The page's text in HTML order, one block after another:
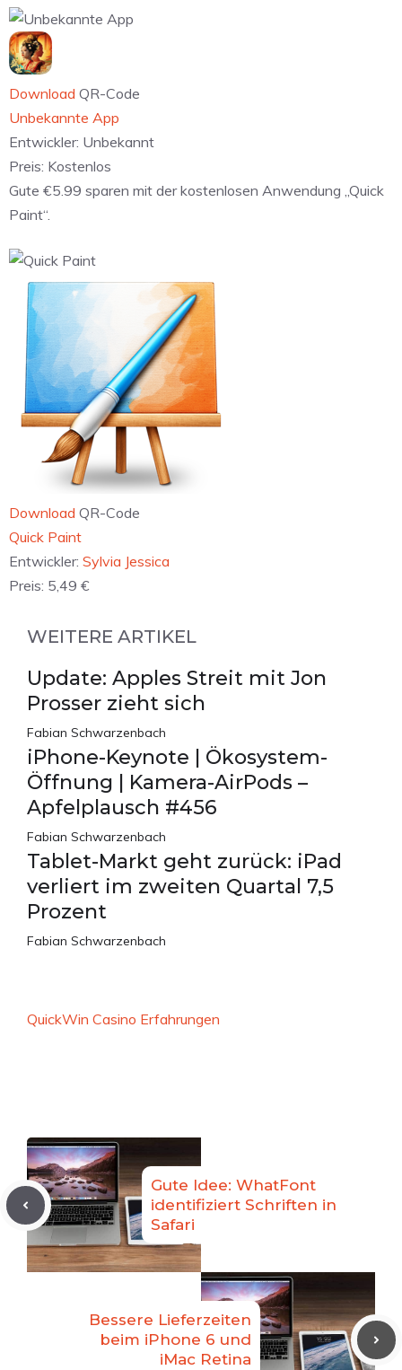
Download QR-Code
Unbekannte App
Entwickler: Unbekannt
Preis: Kostenlos
Gute €5.99 sparen mit der kostenlosen Anwendung „Quick
Paint“.
Download QR-Code
Quick Paint
Entwickler: Sylvia Jessica
Preis: 5,49 €
WEITERE ARTIKEL
Update: Apples Streit mit Jon
Prosser zieht sich
Fabian Schwarzenbach
iPhone-Keynote | Ökosystem-
Öffnung | Kamera-AirPods –
Apfelplausch #456
Fabian Schwarzenbach
Tablet-Markt geht zurück: iPad
verliert im zweiten Quartal 7,5
Prozent
Fabian Schwarzenbach
QuickWin Casino Erfahrungen
Gute Idee: WhatFont
identifiziert Schriften in
Safari
Bessere Lieferzeiten
beim iPhone 6 und
iMac Retina